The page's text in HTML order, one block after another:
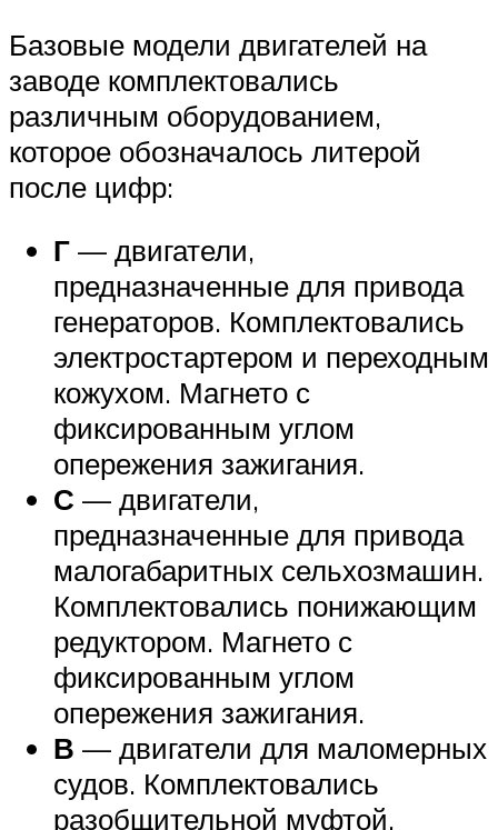
Базовые модели двигателей на
заводе комплектовались
различным оборудованием,
которое обозначалось литерой
после цифр:
Г — двигатели,
предназначенные для привода
генераторов. Комплектовались
электростартером и переходным
кожухом. Магнето с
фиксированным углом
опережения зажигания.
С — двигатели,
предназначенные для привода
малогабаритных сельхозмашин.
Комплектовались понижающим
редуктором. Магнето с
фиксированным углом
опережения зажигания.
В — двигатели для маломерных
судов. Комплектовались
разобщительной муфтой,